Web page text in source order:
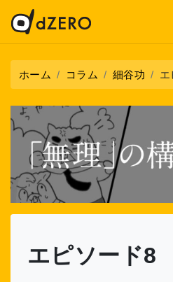
ホーム コラム 細谷功
エピソード8